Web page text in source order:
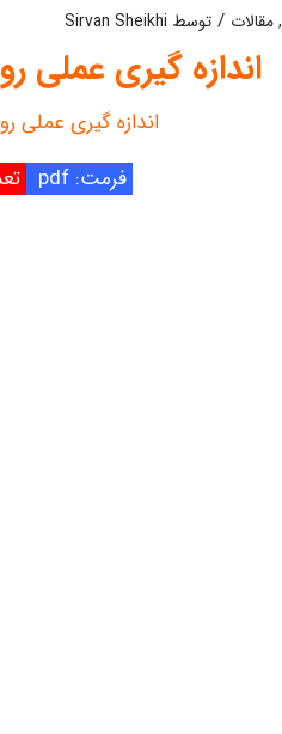
,مقالات / توسط Sirvan Sheikhi
اندازه گیری عملی
اندازه گیری عملی
فرمت: pdf